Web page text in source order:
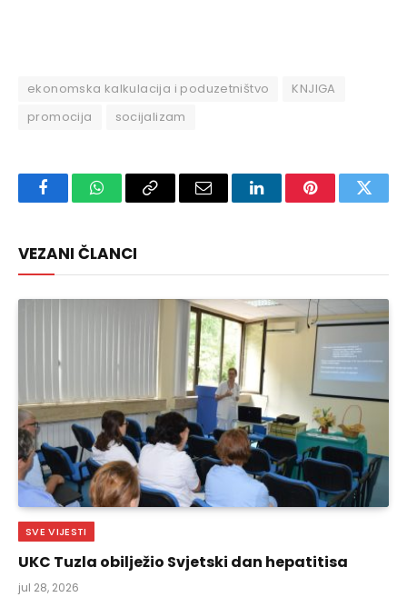
ekonomska kalkulacija i poduzetništvo
KNJIGA
promocija
socijalizam
FacebookWhatsAppCopy
Email LinkedInPinterest
VEZANI ČLANCI
SVE VIJESTI
UKC Tuzla obilježio Svjetski dan hepatitisa
jul 28, 2026